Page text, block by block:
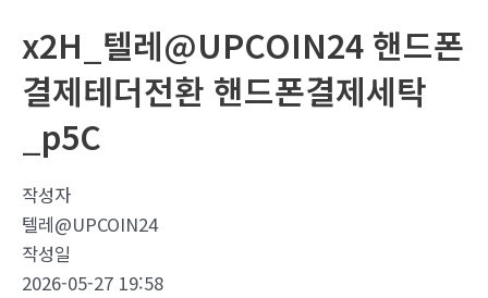
x2H_텔레@UPCOIN24 핸드폰
결제테더전환 핸드폰결제세탁
_p5C
작성자
텔레@UPCOIN24
작성일
2026-05-27 19:58